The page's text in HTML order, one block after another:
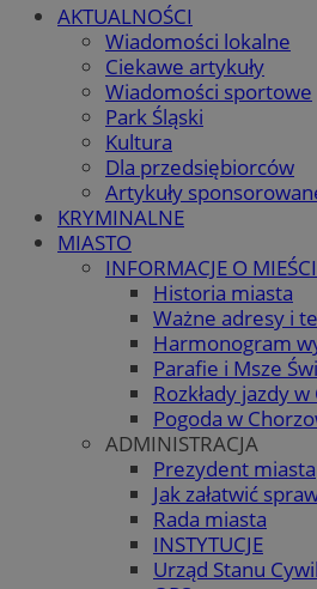
AKTUALNOŚCI
Wiadomości lokalne
Ciekawe artykuły
Wiadomości sportowe
Park Śląski
Kultura
Dla przedsiębiorców
Artykuły
KRYMINALNE
MIASTO
INFORMACJE O
Historia miasta
Ważne adresy i
Harmonogram
Parafie i Msze
Rozkłady jazdy
Pogoda w
ADMINISTRACJA
Prezydent miasta
Jak załatwić
Rada miasta
INSTYTUCJE
Urząd Stanu